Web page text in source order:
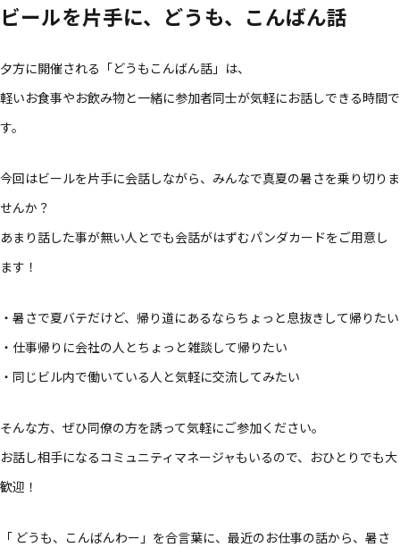
ビールを片手に、どうも、こんばん話
夕方に開催される「どうもこんばん話」は、
軽いお食事やお飲み物と一緒に参加者同士が気軽にお話しできる時間で
す。
今回はビールを片手に会話しながら、みんなで真夏の暑さを乗り切りま
せんか？
あまり話した事が無い人とでも会話がはずむパンダカードをご用意し
ます！
・暑さで夏バテだけど、帰り道にあるならちょっと息抜きして帰りたい
・仕事帰りに会社の人とちょっと雑談して帰りたい
・同じビル内で働いている人と気軽に交流してみたい
そんな方、ぜひ同僚の方を誘って気軽にご参加ください。
お話し相手になるコミュニティマネージャもいるので、おひとりでも大
歓迎！
「 どうも、こんばんわー」を合言葉に、最近のお仕事の話から、暑さ